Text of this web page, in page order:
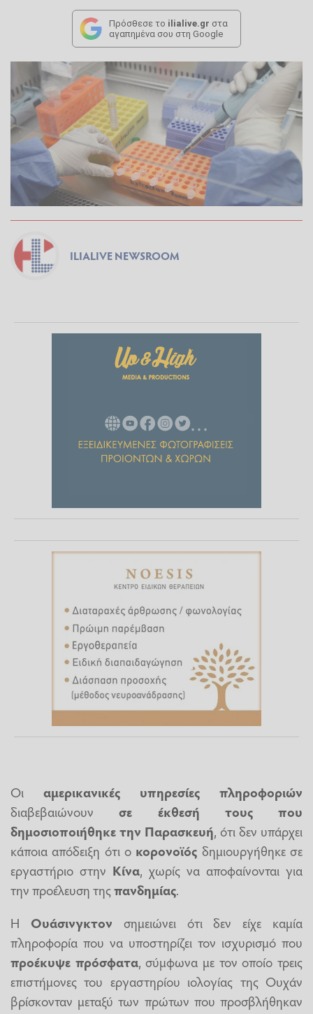
Πρόσθεσε το ilialive.gr στα
αγαπημένα σου στη Google
ILIALIVE NEWSROOM
Οι αμερικανικές υπηρεσίες πληροφοριών
διαβεβαιώνουνσε έκθεσή τους που
δημοσιοποιήθηκε την Παρασκευή, ότι δεν υπάρχει
κάποια απόδειξη ότι ο κορονοϊός δημιουργήθηκε σε
εργαστήριο στην Κίνα, χωρίς να αποφαίνονται για
την προέλευση τηςπανδημίας.
Η Ουάσινγκτον σημειώνει ότι δεν είχε καμία
πληροφορία που να υποστηρίζει τον ισχυρισμό που
προέκυψε πρόσφατα, σύμφωνα με τον οποίο τρεις
επιστήμονες του εργαστηρίου ιολογίας της Ουχάν
βρίσκονταν μεταξύ των πρώτων που προσβλήθηκαν